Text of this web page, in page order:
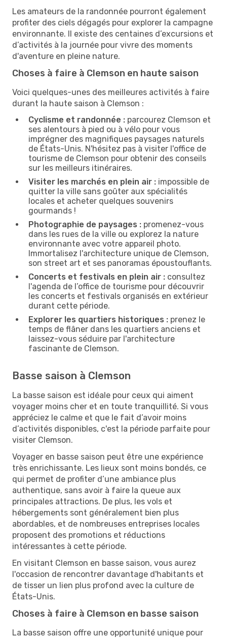
Les amateurs de la randonnée pourront également
profiter des ciels dégagés pour explorer la campagne
environnante. Il existe des centaines d’excursions et
d’activités à la journée pour vivre des moments
d'aventure en pleine nature.
Choses à faire à Clemson en haute saison
Voici quelques-unes des meilleures activités à faire
durant la haute saison à Clemson :
Cyclisme et randonnée : parcourez Clemson et
ses alentours à pied ou à vélo pour vous
imprégner des magnifiques paysages naturels
de États-Unis. N'hésitez pas à visiter l'office de
tourisme de Clemson pour obtenir des conseils
sur les meilleurs itinéraires.
Visiter les marchés en plein air : impossible de
quitter la ville sans goûter aux spécialités
locales et acheter quelques souvenirs
gourmands !
Photographie de paysages : promenez-vous
dans les rues de la ville ou explorez la nature
environnante avec votre appareil photo.
Immortalisez l'architecture unique de Clemson,
son street art et ses panoramas époustouflants.
Concerts et festivals en plein air : consultez
l'agenda de l’office de tourisme pour découvrir
les concerts et festivals organisés en extérieur
durant cette période.
Explorer les quartiers historiques : prenez le
temps de flâner dans les quartiers anciens et
laissez-vous séduire par l'architecture
fascinante de Clemson.
Basse saison à Clemson
La basse saison est idéale pour ceux qui aiment
voyager moins cher et en toute tranquillité. Si vous
appréciez le calme et que le fait d’avoir moins
d’activités disponibles, c'est la période parfaite pour
visiter Clemson.
Voyager en basse saison peut être une expérience
très enrichissante. Les lieux sont moins bondés, ce
qui permet de profiter d’une ambiance plus
authentique, sans avoir à faire la queue aux
principales attractions. De plus, les vols et
hébergements sont généralement bien plus
abordables, et de nombreuses entreprises locales
proposent des promotions et réductions
intéressantes à cette période.
En visitant Clemson en basse saison, vous aurez
l'occasion de rencontrer davantage d'habitants et
de tisser un lien plus profond avec la culture de
États-Unis.
Choses à faire à Clemson en basse saison
La basse saison offre une opportunité unique pour